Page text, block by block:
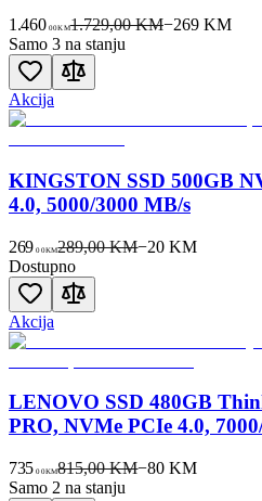
1.460 00KM1.729,00 KM−269KM
Samo 3 na stanju
Akcija
KINGSTON SSD 500GB
4.0, 5000/3000 MB/s
269 00KM289,00 KM−20 KM
Dostupno
Akcija
LENOVO SSD 480GB
PRO, NVMe PCIe 4.0,
735 00KM815,00 KM−80 KM
Samo 2 na stanju